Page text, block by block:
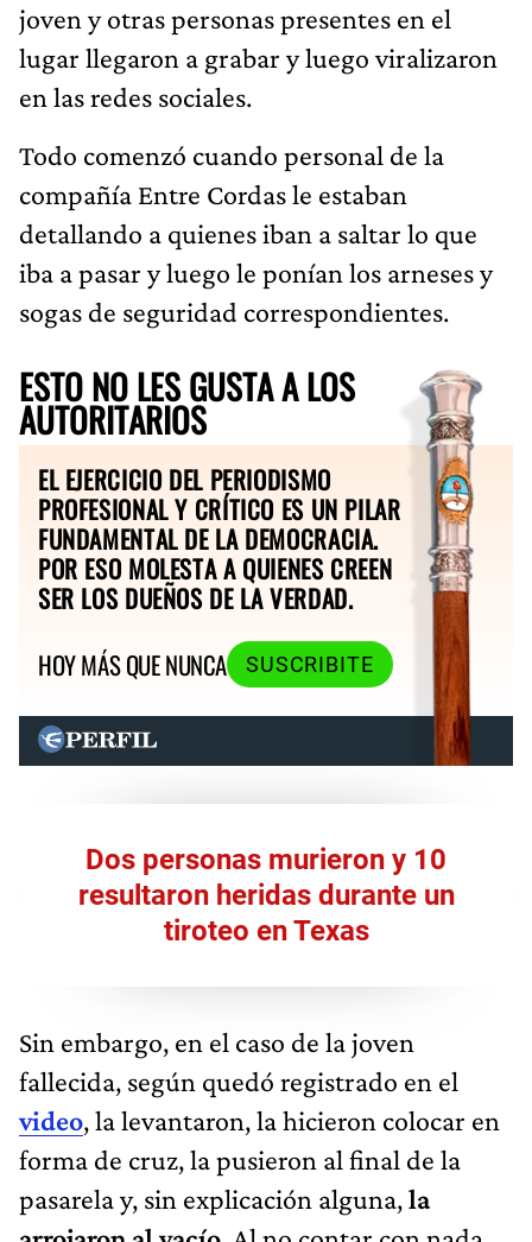
joven y otras personas presentes en el
lugar llegaron a grabar y luego viralizaron
en las redes sociales.
Todo comenzó cuando personal de la
compañía Entre Cordas le estaban
detallando a quienes iban a saltar lo que
iba a pasar y luego le ponían los arneses y
sogas de seguridad correspondientes.
ESTO NO LES GUSTA A LOS
AUTORITARIOS
EL EJERCICIO DEL PERIODISMO
PROFESIONAL Y CRÍTICO ES UN PILAR
FUNDAMENTAL DE LA DEMOCRACIA.
POR ESO MOLESTA A QUIENES CREEN
SER LOS DUEÑOS DE LA VERDAD.
HOY MÁS QUE NUNCA
SUSCRIBITE
Dos personas murieron y 10
resultaron heridas durante un
tiroteo en Texas
Sin embargo, en el caso de la joven
fallecida, según quedó registrado en el
video, la levantaron, la hicieron colocar en
forma de cruz, la pusieron al final de la
pasarela y, sin explicación alguna,la